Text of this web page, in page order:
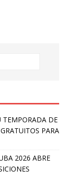
DE
PARA
2026 ABRE